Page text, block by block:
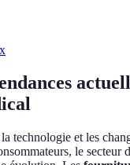
technologie et les
le secteur